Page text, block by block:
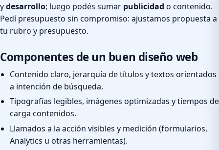
ydesarrollo; luego podés sumar publicidad o contenido.
Pedí presupuesto sin compromiso: ajustamos propuesta a
tu rubro y presupuesto.
Componentes de un buen diseño web
Contenido claro, jerarquía de títulos y textos orientados
a intención de búsqueda.
Tipografías legibles, imágenes optimizadas y tiempos de
carga contenidos.
Llamados a la acción visibles y medición (formularios,
Analytics u otras herramientas).